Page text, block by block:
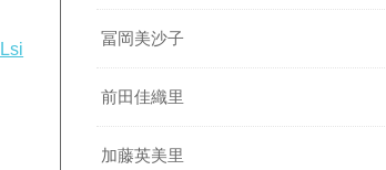
冨岡美沙子
前田佳織里
加藤英美里